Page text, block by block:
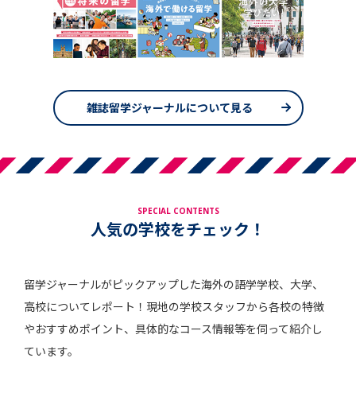
雑誌留学ジャーナルについて見る
人気の学校をチェック！
SPECIAL CONTENTS
留学ジャーナルがピックアップした海外の語学学校、大学、
高校についてレポート！現地の学校スタッフから各校の特徴
やおすすめポイント、具体的なコース情報等を伺って紹介し
ています。